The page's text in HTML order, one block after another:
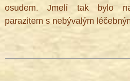
osudem. Jmelí tak bylo
parazitem s nebývalým